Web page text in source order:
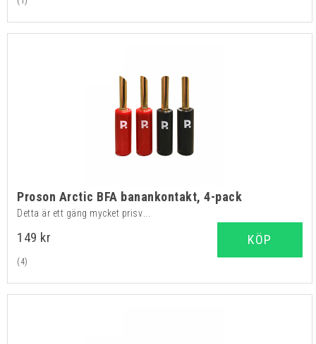
Proson Arctic BFA banankontakt, 4-pack
Detta är ett gäng mycket prisv...
149 kr
(4)
KÖP